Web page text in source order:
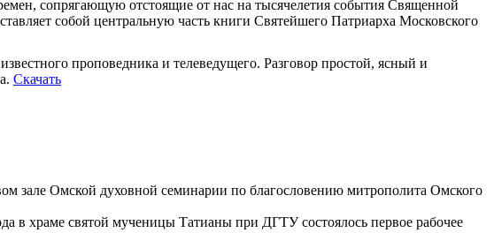
сопрягающую отстоящие от нас на тысячелетия события Священной
собой центральную часть книги Святейшего Патриарха Московского
проповедника и телеведущего. Разговор простой, ясный и
Скачать
зале Омской духовной семинарии по благословению митрополита Омского
в храме святой мученицы Татианы при ДГТУ состоялось первое рабочее